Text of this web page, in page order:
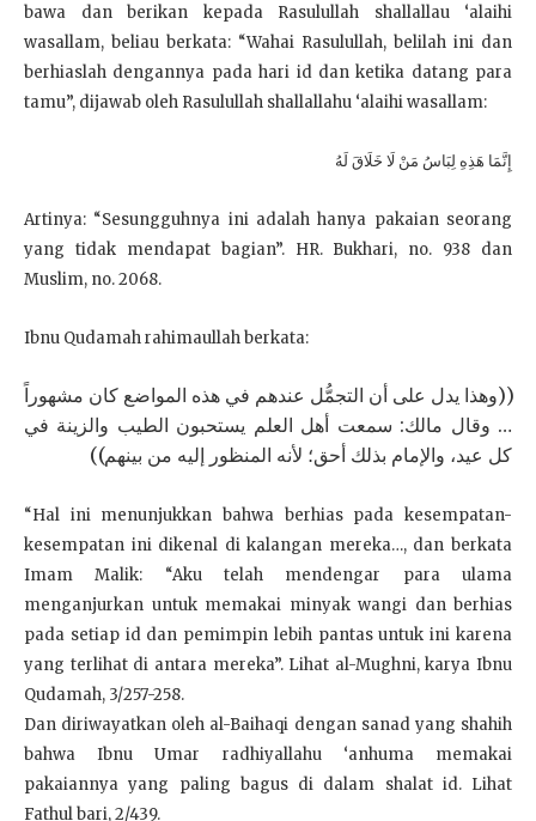
bawa dan berikan kepada Rasulullah shallallau ‘alaihi
wasallam, beliau berkata: “Wahai Rasulullah, belilah ini dan
berhiaslah dengannya pada hari id dan ketika datang para
tamu”, dijawab oleh Rasulullah shallallahu ‘alaihi wasallam:
إِنَّمَا هَذِهِ لِبَاسُ مَنْ لَا خَلَاقَ لَهُ
Artinya: “Sesungguhnya ini adalah hanya pakaian seorang
yang tidak mendapat bagian”. HR. Bukhari, no. 938 dan
Muslim, no. 2068.
Ibnu Qudamah rahimaullah berkata:
((وهذا يدل على أن التجمُّل عندهم في هذه المواضع كان مشهوراً
… وقال مالك: سمعت أهل العلم يستحبون الطيب والزينة في
كل عيد، والإمام بذلك أحق؛ لأنه المنظور إليه من بينهم))
“Hal ini menunjukkan bahwa berhias pada kesempatan-
kesempatan ini dikenal di kalangan mereka…, dan berkata
Imam Malik: “Aku telah mendengar para ulama
menganjurkan untuk memakai minyak wangi dan berhias
pada setiap id dan pemimpin lebih pantas untuk ini karena
yang terlihat di antara mereka”. Lihat al-Mughni, karya Ibnu
Qudamah, 3/257-258.
Dan diriwayatkan oleh al-Baihaqi dengan sanad yang shahih
bahwa Ibnu Umar radhiyallahu ‘anhuma memakai
pakaiannya yang paling bagus di dalam shalat id. Lihat
Fathul bari, 2/439.